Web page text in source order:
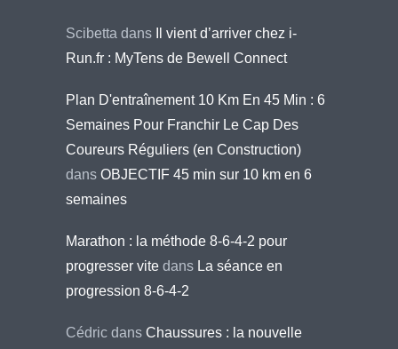
Scibetta dans
Il vient d’arriver chez i-
Run.fr : MyTens de Bewell Connect
Plan D'entraînement 10 Km En 45 Min : 6
Semaines Pour Franchir Le Cap Des
Coureurs Réguliers (en Construction)
dans OBJECTIF 45 min sur 10 km en 6
semaines
Marathon : la méthode 8-6-4-2 pour
progresser vite dans La séance en
progression 8-6-4-2
Cédric dans Chaussures : la nouvelle